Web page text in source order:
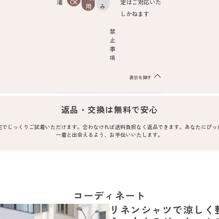
濯 OK
用
み
定はご対応いた
しかねます
禁
止
事
項
表示を隠す
返品・交換は無料で安心
でじっくりご試着いただけます。合わなければ送料負担なく返品できます。あなたにぴっ
一着と出会えるよう、お手伝いいたします。
コーディネート
リネンシャツで涼しく